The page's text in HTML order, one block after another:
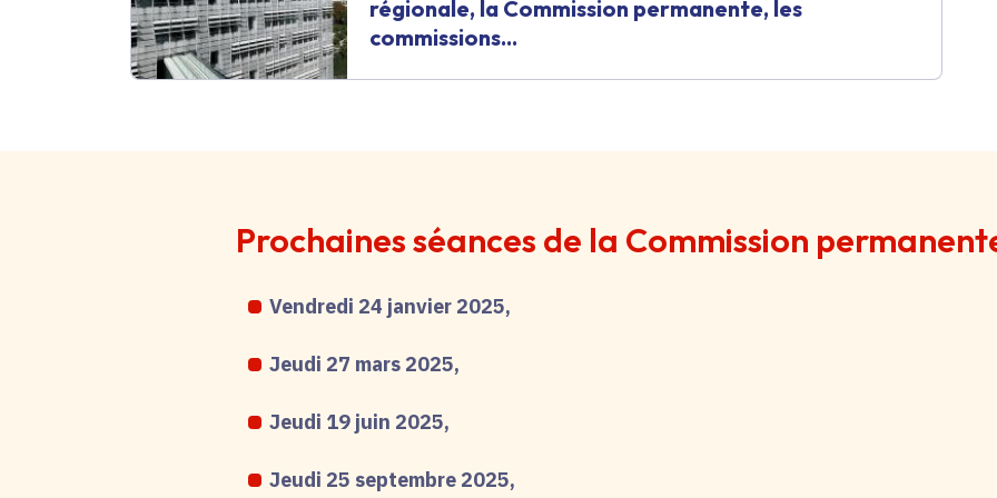
régionale, la Commission permanente, les
commissions...
Prochaines séances de la Commission
Vendredi 24 janvier 2025,
Jeudi 27 mars 2025,
Jeudi 19 juin 2025,
Jeudi 25 septembre 2025,